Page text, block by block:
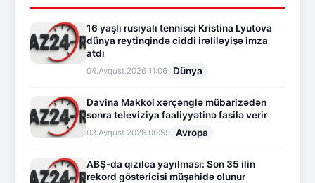
16 yaşlı rusiyalı tennisçi Kristina Lyutova
dünya reytinqində ciddi irəliləyişə imza
atdı
04.Avqust.2026 11:06 Dünya
Davina Makkol xərçənglə mübarizədən
sonra televiziya fəaliyyətinə fasilə verir
03.Avqust.2026 00:59 Avropa
ABŞ-da qızılca yayılması: Son 35 ilin
rekord göstəricisi müşahidə olunur